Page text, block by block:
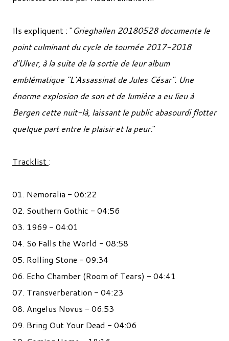
Ils expliquent : "Grieghallen 20180528 documente le
point culminant du cycle de tournée 2017-2018
d'Ulver, à la suite de la sortie de leur album
emblématique "L'Assassinat de Jules César". Une
énorme explosion de son et de lumière a eu lieu à
Bergen cette nuit-là, laissant le public abasourdi flotter
quelque part entre le plaisir et la peur."
Tracklist :
01. Nemoralia - 06:22
02. Southern Gothic - 04:56
03. 1969 - 04:01
04. So Falls the World - 08:58
05. Rolling Stone - 09:34
06. Echo Chamber (Room of Tears) - 04:41
07. Transverberation - 04:23
08. Angelus Novus - 06:53
09. Bring Out Your Dead - 04:06